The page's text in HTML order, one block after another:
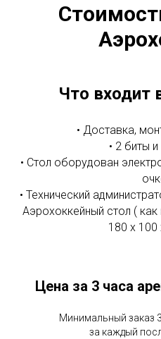
Что входит
• Доставка,
• 2 биты
• Стол оборудован
• Технический
Аэрохоккейный стол (
180 х 100
Цена за 3 часа
Минимальный заказ
за каждый